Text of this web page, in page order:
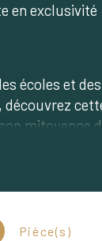
Pièce(s)
en exclusivité
écoles et des
mitoyenne
de
et